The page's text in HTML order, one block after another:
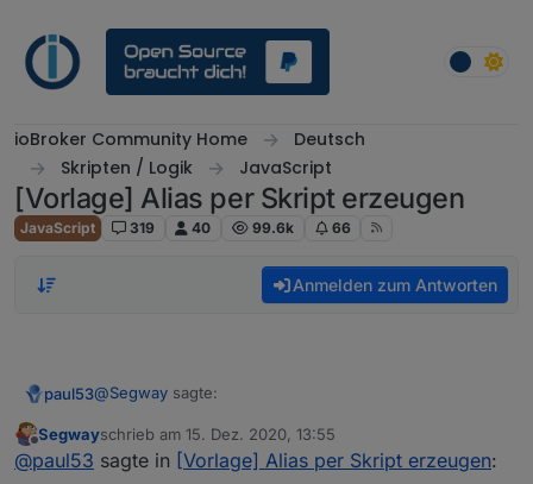
ioBroker Community Home
Deutsch
Skripten / Logik
JavaScript
[Vorlage] Alias per Skript erzeugen
JavaScript 319 40 99.6k 66
Anmelden zum Antworten
paul53@Segway sagte:
Datenpunkt true / false --> type = string
Offline
Segwayschrieb am 15. Dez. 2020, 13:55
zuletzt editiert von
@paul53 sagte in [Vorlage] Alias per Skript erzeugen: